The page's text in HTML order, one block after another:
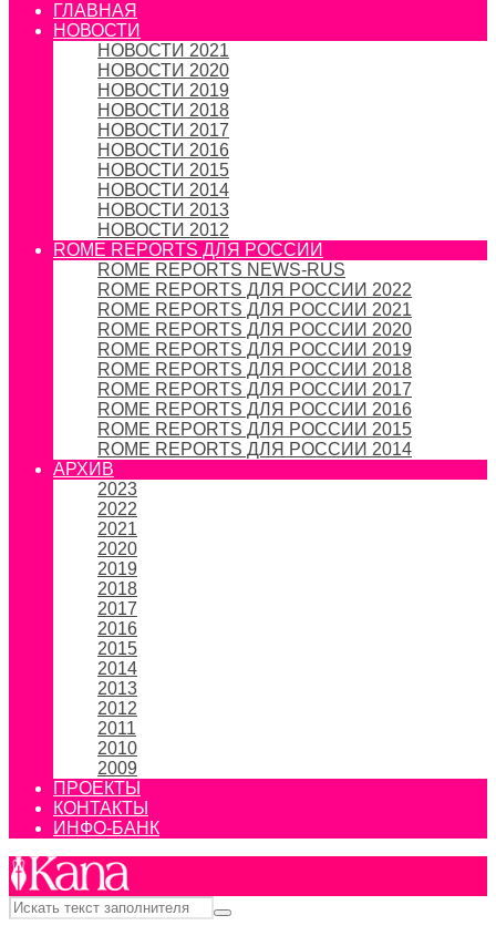
ГЛАВНАЯ
НОВОСТИ
НОВОСТИ 2021
НОВОСТИ 2020
НОВОСТИ 2019
НОВОСТИ 2018
НОВОСТИ 2017
НОВОСТИ 2016
НОВОСТИ 2015
НОВОСТИ 2014
НОВОСТИ 2013
НОВОСТИ 2012
ROME REPORTS ДЛЯ РОССИИ
ROME REPORTS NEWS-RUS
ROME REPORTS ДЛЯ РОССИИ 2022
ROME REPORTS ДЛЯ РОССИИ 2021
ROME REPORTS ДЛЯ РОССИИ 2020
ROME REPORTS ДЛЯ РОССИИ 2019
ROME REPORTS ДЛЯ РОССИИ 2018
ROME REPORTS ДЛЯ РОССИИ 2017
ROME REPORTS ДЛЯ РОССИИ 2016
ROME REPORTS ДЛЯ РОССИИ 2015
ROME REPORTS ДЛЯ РОССИИ 2014
АРХИВ
2023
2022
2021
2020
2019
2018
2017
2016
2015
2014
2013
2012
2011
2010
2009
ПРОЕКТЫ
КОНТАКТЫ
ИНФО-БАНК